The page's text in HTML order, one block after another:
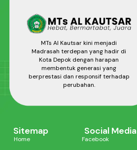
MTs Al Kautsar kini menjadi
Madrasah terdepan yang hadir di
Kota Depok dengan harapan
membentuk generasi yang
berprestasi dan responsif terhadap
perubahan.
Sitemap
Home
Social Media
Facebook